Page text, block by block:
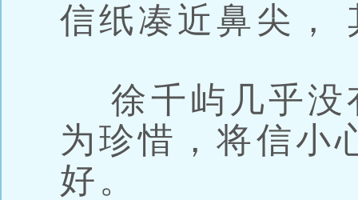
信纸凑近鼻尖，
徐千屿几乎没
为珍惜，将信小
好。